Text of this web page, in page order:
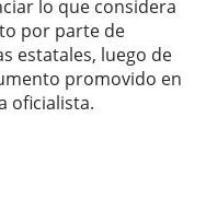
lo que considera
por parte de
estatales, luego de
promovido en
oficialista.